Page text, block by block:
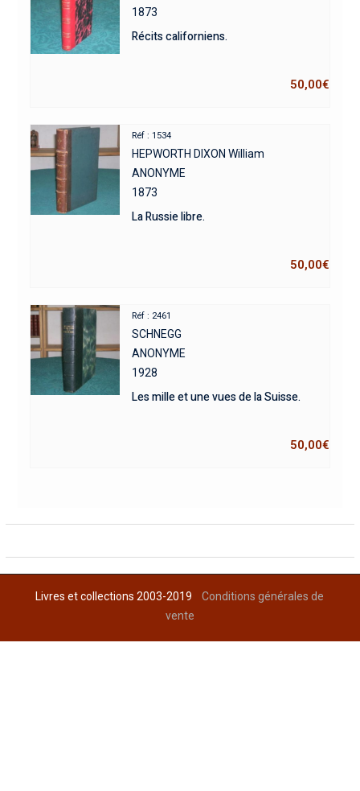
1873
Récits californiens.
50,00€
Réf : 1534
HEPWORTH DIXON William
ANONYME
1873
La Russie libre.
50,00€
Réf : 2461
SCHNEGG
ANONYME
1928
Les mille et une vues de la Suisse.
50,00€
Livres et collections 2003-2019Conditions générales de
vente